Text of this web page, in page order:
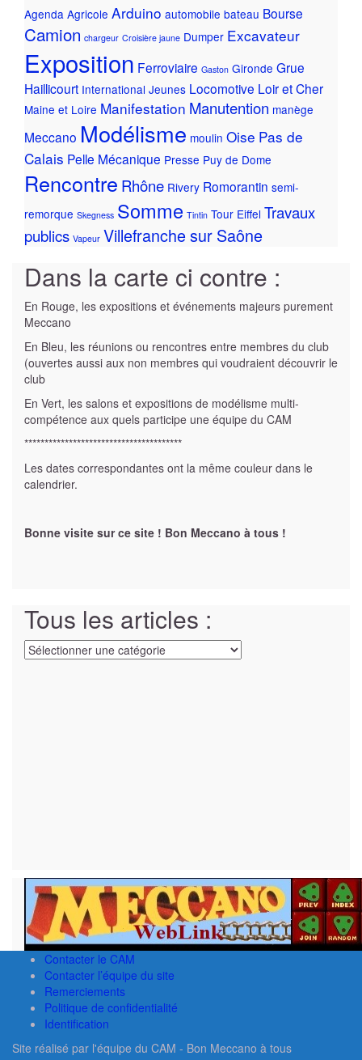
Agenda Agricole Arduino automobile bateau Bourse
Camion chargeur Croisière jaune Dumper Excavateur
Exposition Ferroviaire Gaston Gironde Grue
Haillicourt International Jeunes Locomotive Loir et Cher
Maine et Loire Manifestation Manutention manège
Meccano Modélisme moulin Oise Pas de
Calais Pelle Mécanique Presse Puy de Dome
Rencontre Rhône Rivery Romorantin semi-
remorque Skegness Somme Tintin Tour Eiffel Travaux
publics Vapeur Villefranche sur Saône
Dans la carte ci contre :
En Rouge, les expositions et événements majeurs purement
Meccano
En Bleu, les réunions ou rencontres entre membres du club
(ouvertes aussi aux non membres qui voudraient découvrir le
club
En Vert, les salons et expositions de modélisme multi-
compétence aux quels participe une équipe du CAM
***************************************
Les dates correspondantes ont la même couleur dans le
calendrier.
Bonne visite sur ce site ! Bon Meccano à tous !
Tous les articles :
Tous
les
Contacter le CAM
Contacter l’équipe du site
Remerciements
Politique de confidentialité
Identification
Site réalisé par l'équipe du CAM - Bon Meccano à tous